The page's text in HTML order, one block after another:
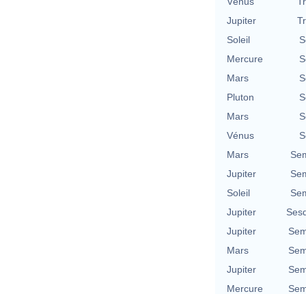
Jupiter
Soleil
Mercure
Mars
Pluton
Mars
Vénus
Mars
Jupiter
Soleil
Jupiter
Jupiter
Mars
Jupiter
Mercure